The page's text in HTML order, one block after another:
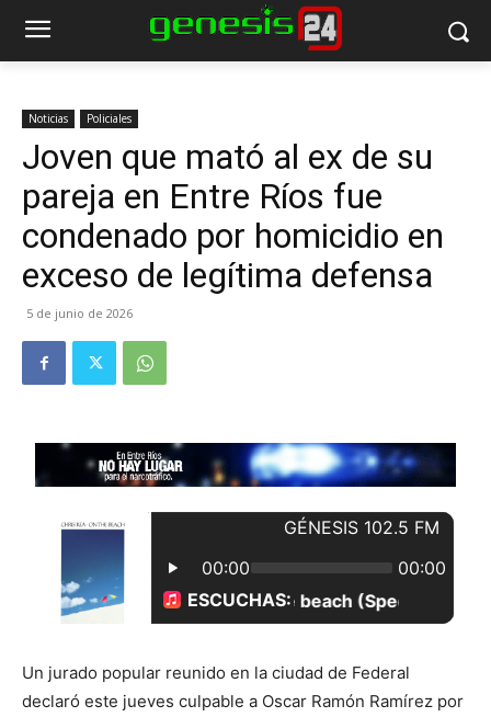
Noticias Policiales
Joven que mató al ex de su
pareja en Entre Ríos fue
condenado por homicidio en
exceso de legítima defensa
5 de junio de 2026
Un jurado popular reunido en la ciudad de Federal
declaró este jueves culpable a Oscar Ramón Ramírez por